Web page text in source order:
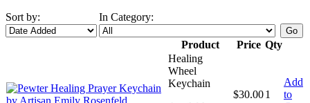
Sort by:
In Category:
Product Price Qty
Healing
Wheel
Keychain
$30.001
Add
to